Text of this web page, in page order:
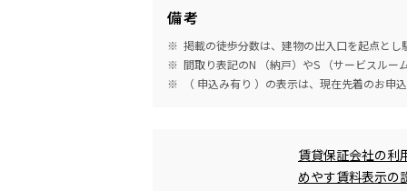
備考
掲載の徒歩分数は、建物の出入口を起点と
間取り表記のN （納戸）やS （サービスル
（ 申込み有り ）の表示は、現在先着のお
めやす賃料表示賃貸保証会社の利
めやす賃料表示の